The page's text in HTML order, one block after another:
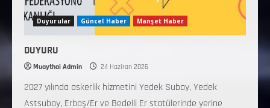
Duyurular Güncel Haber Manşet Haber
DUYURU
Muaythai Admin 24 Haziran 2026
2027 yılında askerlik hizmetini Yedek Subay, Yedek
Astsubay, Erbaş/Er ve Bedelli Er statülerinde yerine